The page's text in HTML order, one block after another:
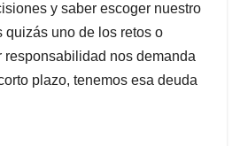
y saber escoger nuestro
quizás uno de los retos o
nos demanda
plazo, tenemos esa deuda